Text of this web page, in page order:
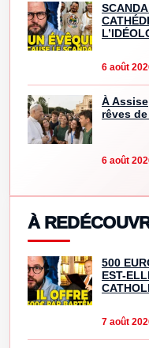
6 août
À
rêves
6 août
À
500
EST-
7 août